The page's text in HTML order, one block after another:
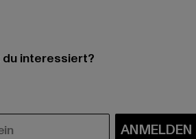
interessiert?
ANMELDEN